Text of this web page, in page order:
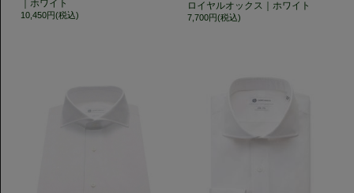
｜ホワイト
10,450円(税込)
ロイヤルオックス｜ホワイト
7,700円(税込)